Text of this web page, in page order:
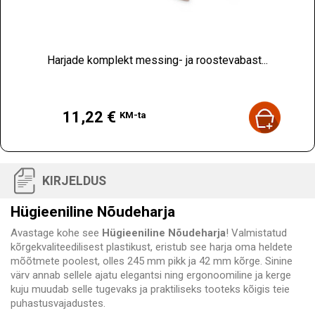
Harjade komplekt messing- ja roostevabast...
11,22 € KM-ta
KIRJELDUS
Hügieeniline Nõudeharja
Avastage kohe see Hügieeniline Nõudeharja! Valmistatud
kõrgekvaliteedilisest plastikust, eristub see harja oma heldete
mõõtmete poolest, olles 245 mm pikk ja 42 mm kõrge. Sinine
värv annab sellele ajatu elegantsi ning ergonoomiline ja kerge
kuju muudab selle tugevaks ja praktiliseks tooteks kõigis teie
puhastusvajadustes.